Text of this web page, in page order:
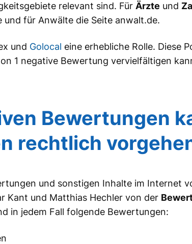
relevant sind. Für Ärzte und
für Anwälte die Seite anwalt.de.
und Golocal eine erhebliche Rolle. Diese
1 negative Bewertung vervielfältigen
Bewertungen
rechtlich
und sonstigen Inhalte im Internet
Kant und Matthias Hechler von der
in jedem Fall folgende Bewertungen: